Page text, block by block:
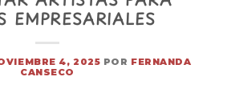
EMPRESARIALES
4, 2025 POR FERNANDA
CANSECO